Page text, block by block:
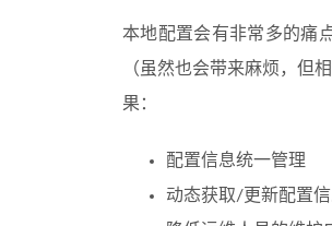
本地配置会有非常多的痛
（虽然也会带来麻烦，但
果：
配置信息统一管理
动态获取/更新配置